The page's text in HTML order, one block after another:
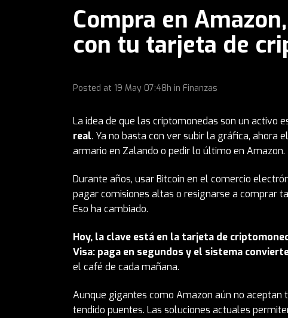
Compra en
con tu tarjeta de
Posted at 19 May 07:48h in Finanzas
La idea de que las criptomonedas son un activo
real. Ya no basta con ver subir la gráfica, ahora
armario en Zalando o pedir lo último en Amazon.
Durante años, usar Bitcoin en el comercio
pagar comisiones altas o resignarse a comprar
Eso ha cambiado.
Hoy, la clave está en la tarjeta de
Visa: paga en segundos y el sistema
el café de cada mañana.
Aunque gigantes como Amazon aún no
tendido puentes. Las soluciones actuales